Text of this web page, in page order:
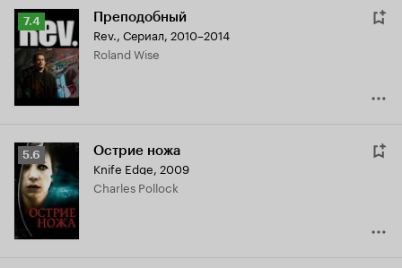
Рейтинг
Кинопоиска
7.4
7.4 Преподобный
Rev., Сериал, 2010–2014
Roland Wise
Рейтинг
Кинопоиска
5.6
5.6 Острие ножа
Knife Edge, 2009
Charles Pollock